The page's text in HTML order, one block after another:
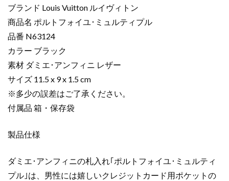
ピ
ー
ポ
ル
ト
フ
ォ
イ
ユ･
ミ
ル
ィ
プ
ブランド Louis Vuitton ルイヴィトン
商品名 ポルトフォイユ･ミュルティプル
品番 N63124
カラー ブラック
素材 ダミエ･アンフィニ レザー
サイズ 11.5 x 9 x 1.5 cm
※多少の誤差はご了承ください。
付属品 箱・保存袋
製品仕様
ダミエ･アンフィニの札入れ｢ポルトフォイユ･ミュルティ
プル｣は、男性には嬉しいクレジットカード用ポケットの